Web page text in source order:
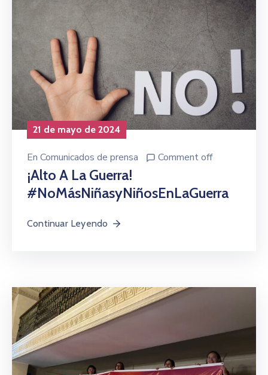
21 de mayo de 2024
En Comunicados de prensa Comment off
¡Alto A La Guerra!
#NoMásNiñasyNiñosEnLaGuerra
Continuar Leyendo